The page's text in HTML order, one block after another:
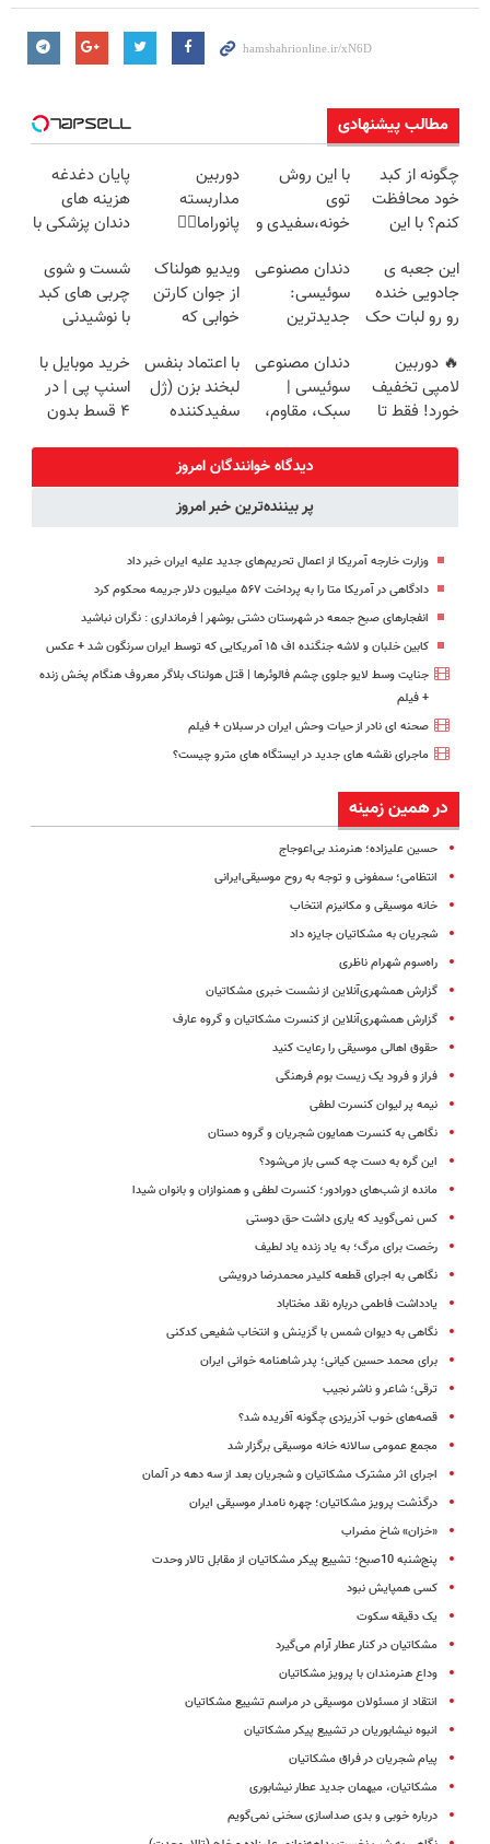
مطالب پیشنهادی
چگونه از کبد
خود محافظت
کنم؟ با این
زدای گیاهی
با این روش
توی
خونه،سفیدی و
برگردون
(40%off)
دوربین
مداربسته
پانوراما👈🏻
360°و سازگار با
اندروید و ios
پایان دغدغه
هزینه های
دندان پزشکی با
کننده خانگی
این جعبه ی
جادویی خنده
رو رو لبات حک
خرید40%تخفیف
دندان مصنوعی
سوئیسی:
جدیدترین
سبک و مقاوم |
پرداخت قسطی
ویدیو هولناک
از جوان کارتن
خوابی که
آموزش رایگان
شست و شوی
چربی های کبد
با نوشیدنی
🔥 دوربین
لامپی تخفیف
خورد! فقط تا
دندان مصنوعی
سوئیسی |
سبک، مقاوم،
رایگان+پرداخت
اقساطی😍
با اعتماد بنفس
لبخند بزن (ژل
سفیدکننده
خرید موبایل با
اسنپ پی | در
۴ قسط بدون
دیدگاه خوانندگان امروز
پر بیننده‌ترین خبر امروز
وزارت خارجه آمریکا از اعمال تحریم‌های جدید علیه ایران خبر داد
دادگاهی در آمریکا متا را به پرداخت ۵۶۷ میلیون دلار جریمه محکوم کرد
انفجارهای صبح جمعه در شهرستان دشتی بوشهر | فرمانداری : نگران نباشید
کابین خلبان و لاشه جنگنده اف ۱۵ آمریکایی که توسط ایران سرنگون شد + عکس
جنایت وسط لایو جلوی چشم فالوئرها | قتل هولناک بلاگر معروف هنگام پخش زنده
+ فیلم
صحنه ای نادر از حیات وحش ایران در سبلان + فیلم
ماجرای نقشه های جدید در ایستگاه های مترو چیست؟
در همین زمینه
حسین علیزاده؛ ‌هنرمند بی‌اعوجاج
انتظامی؛ سمفونی و توجه به روح موسیقی‌ایرانی
خانه موسیقی و مکانیزم انتخاب
شجریان به مشکاتیان جایزه داد
راه‌سوم شهرام ناظری
گزارش همشهری‌آنلاین از نشست خبری مشکاتیان
گزارش همشهری‌آنلاین از کنسرت مشکاتیان و گروه عارف
حقوق اهالی موسیقی را رعایت کنید
فراز و فرود یک زیست بوم فرهنگی
نیمه پر لیوان کنسرت لطفی
نگاهی به کنسرت همایون شجریان و گروه دستان
این گره به دست چه کسی باز می‌شود؟
مانده از شب‌های دورادور؛ کنسرت لطفی و همنوازان و بانوان شیدا
کس نمی‌گوید که یاری داشت حق دوستی
رخصت برای مرگ؛ به یاد زنده‌‌ یاد لطیف
نگاهی به اجرای قطعه کلیدر محمدرضا درویشی
یادداشت فاطمی درباره نقد مختاباد
نگاهی به دیوان شمس با گزینش و انتخاب شفیعی کدکنی
برای محمد حسین کیانی؛ پدر شاهنامه خوانی ایران
ترقی؛ شاعر و ناشر نجیب
قصه‌های خوب آذریزدی چگونه آفریده شد؟
مجمع عمومی سالانه خانه موسیقی برگزار شد
اجرای اثر مشترک مشکاتیان و شجریان بعد از سه دهه در آلمان
درگذشت پرویز مشکاتیان؛ چهره نامدار موسیقی ایران
«خزان» شاخ مضراب
پنج‌شنبه 10صبح؛ تشییع پیکر مشکاتیان از مقابل تالار وحدت
کسی همپایش نبود
یک دقیقه سکوت
مشکاتیان در کنار عطار آرام می‌گیرد
وداع هنرمندان با پرویز مشکاتیان
انتقاد از مسئولان موسیقی در مراسم تشییع مشکاتیان
انبوه نیشابوریان در تشییع پیکر مشکاتیان
پیام شجریان در فراق مشکاتیان
مشکاتیان، میهمان جدید عطار نیشابوری
درباره خوبی و بدی صداسازی سخنی نمی‌گویم